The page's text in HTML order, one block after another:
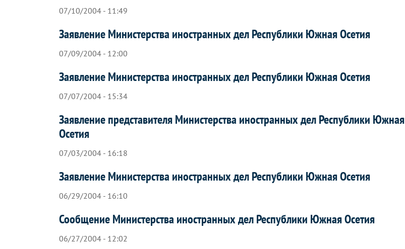
07/10/2004 - 11:49
Заявление Министерства иностранных дел Республики Южная Осетия
07/09/2004 - 12:00
Заявление Министерства иностранных дел Республики Южная Осетия
07/07/2004 - 15:34
Заявление представителя Министерства иностранных дел Республики Южная
Осетия
07/03/2004 - 16:18
Заявление Министерства иностранных дел Республики Южная Осетия
06/29/2004 - 16:10
Сообщение Министерства иностранных дел Республики Южная Осетия
06/27/2004 - 12:02